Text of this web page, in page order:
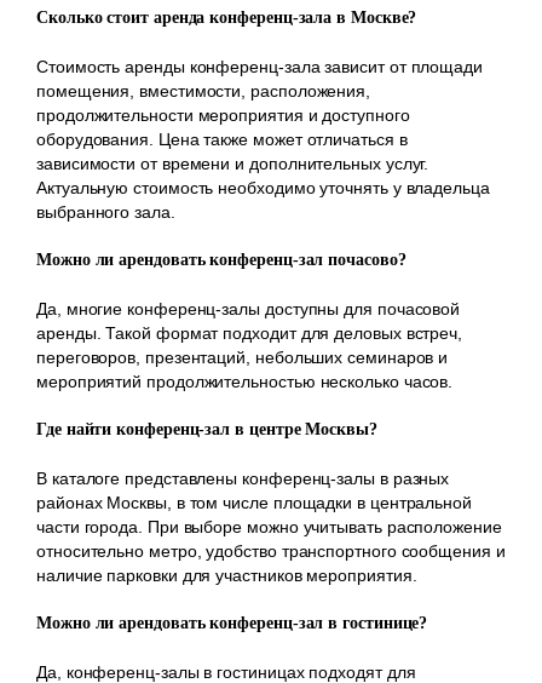
Сколько стоит аренда конференц-зала в Москве?
Стоимость аренды конференц-зала зависит от площади
помещения, вместимости, расположения,
продолжительности мероприятия и доступного
оборудования. Цена также может отличаться в
зависимости от времени и дополнительных услуг.
Актуальную стоимость необходимо уточнять у владельца
выбранного зала.
Можно ли арендовать конференц-зал почасово?
Да, многие конференц-залы доступны для почасовой
аренды. Такой формат подходит для деловых встреч,
переговоров, презентаций, небольших семинаров и
мероприятий продолжительностью несколько часов.
Где найти конференц-зал в центре Москвы?
В каталоге представлены конференц-залы в разных
районах Москвы, в том числе площадки в центральной
части города. При выборе можно учитывать расположение
относительно метро, удобство транспортного сообщения и
наличие парковки для участников мероприятия.
Можно ли арендовать конференц-зал в гостинице?
Да, конференц-залы в гостиницах подходят для